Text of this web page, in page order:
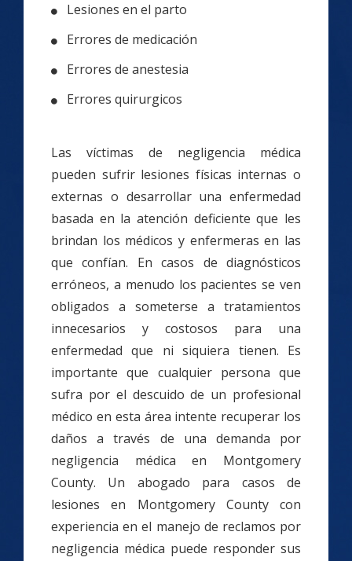
Lesiones en el parto
Errores de medicación
Errores de anestesia
Errores quirurgicos
Las víctimas de negligencia médica
pueden sufrir lesiones físicas internas o
externas o desarrollar una enfermedad
basada en la atención deficiente que les
brindan los médicos y enfermeras en las
que confían. En casos de diagnósticos
erróneos, a menudo los pacientes se ven
obligados a someterse a tratamientos
innecesarios y costosos para una
enfermedad que ni siquiera tienen. Es
importante que cualquier persona que
sufra por el descuido de un profesional
médico en esta área intente recuperar los
daños a través de una demanda por
negligencia médica en Montgomery
County. Un abogado para casos de
lesiones en Montgomery County con
experiencia en el manejo de reclamos por
negligencia médica puede responder sus